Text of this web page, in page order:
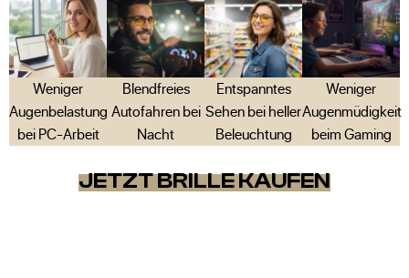
Weniger
Augenbelastung
bei PC-Arbeit
Blendfreies
Autofahren bei
Nacht
Entspanntes
Sehen bei heller
Beleuchtung
Weniger
Augenmüdigkeit
beim Gaming
JETZT BRILLE KAUFEN